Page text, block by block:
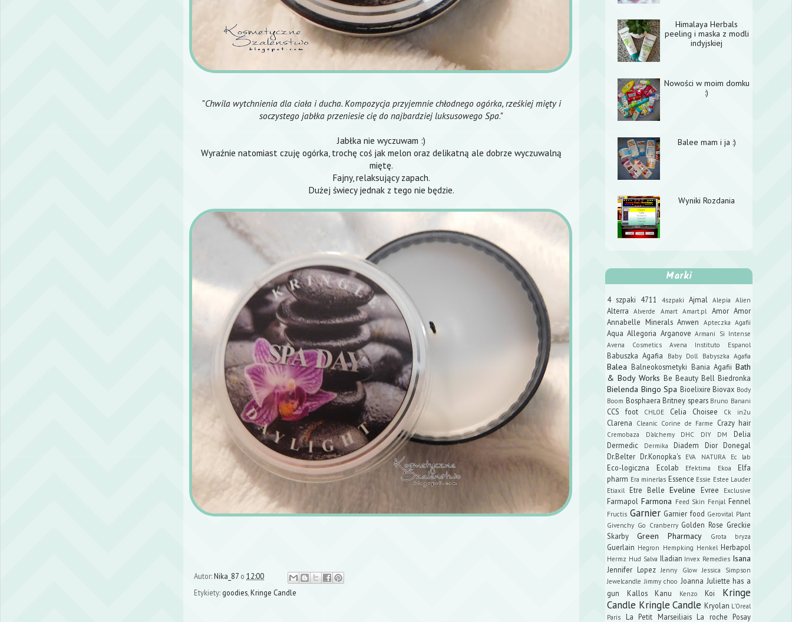
"Chwila wytchnienia dla ciała i ducha. Kompozycja przyjemnie chłodnego ogórka, rześkiej mięty i
soczystego jabłka przeniesie cię do najbardziej luksusowego Spa."
Jabłka nie wyczuwam :)
Wyraźnie natomiast czuję ogórka, trochę coś jak melon oraz delikatną ale dobrze wyczuwalną
miętę.
Fajny, relaksujący zapach.
Dużej świecy jednak z tego nie będzie.
Autor:Nika_87 o 12:00
Etykiety: goodies Kringe Candle
Himalaya Herbals
peeling i maska z modli
indyjskiej
Nowości w moim domku
:)
Balee mam i ja :)
Wyniki Rozdania
Marki
4 szpaki 4711 4szpaki Ajmal Alepia Alien
Alterra Alverde Amart Amart.pl
Amor Amor
Annabelle Minerals Anwen Apteczka Agafii
Aqua Allegoria Arganove Armani Si Intense
Avena Cosmetics
Avena Instituto Espanol
Babuszka Agafia Baby Doll Babyszka Agafia
Balea Balneokosmetyki Bania Agafii Bath
& Body Works Be Beauty Bell Biedronka
Bielenda Bingo Spa Bioelixire Biovax Body
Boom Bosphaera Britney spears Bruno Banani
CCS foot CHLOE Celia Choisee Ck in2u
Clarena Cleanic Corine de Farme Crazy hair
Cremobaza D'alchemy DHC DIY DM
Delia
Dermedic
Dermika Diadem Dior
Donegal
Dr.Belter Dr.Konopka's EVA NATURA Ec lab
Eco-logiczna Ecolab Efektima Ekoa
Elfa
pharm Era minerlas Essence Essie Estee Lauder
Etiaxil
Etre Belle Eveline Evree Exclusive
Farmapol Farmona Feed Skin Fenjal Fennel
Fructis Garnier Garnier food Gerovital Plant
Givenchy Go Cranberry Golden Rose Greckie
Skarby
Green Pharmacy Grota bryza
Guerlain Hegron Hempking Henkel Herbapol
Hermz Hud Salva Iladian Invex Remedies Isana
Jennifer Lopez Jenny Glow Jessica Simpson
Jewelcandle Jimmy choo Joanna Juliette has a
gun
Kallos Kanu Kenzo Koi
Kringe
Candle Kringle Candle Kryolan L'Oreal
Paris
La Petit Marseiliais La roche Posay